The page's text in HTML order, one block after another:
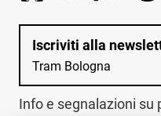
Iscriviti alla
Tram Bologna
Info e segnalazioni su